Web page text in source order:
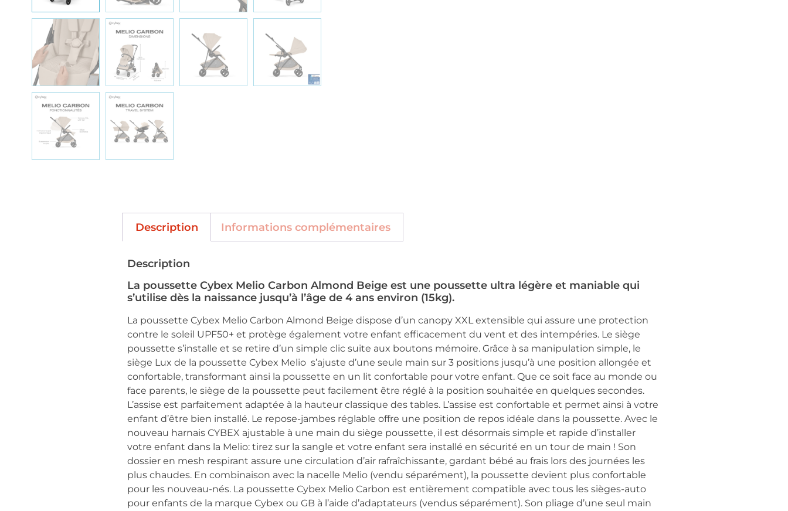
Description Informations complémentaires
Description
La poussette Cybex Melio Carbon Almond Beige est une poussette ultra légère et maniable qui
s’utilise dès la naissance jusqu’à l’âge de 4 ans environ (15kg).
La poussette Cybex Melio Carbon Almond Beige dispose d’un canopy XXL extensible qui assure une protection
contre le soleil UPF50+ et protège également votre enfant efficacement du vent et des intempéries. Le siège
poussette s’installe et se retire d’un simple clic suite aux boutons mémoire. Grâce à sa manipulation simple, le
siège Lux de la poussette Cybex Melio s’ajuste d’une seule main sur 3 positions jusqu’à une position allongée et
confortable, transformant ainsi la poussette en un lit confortable pour votre enfant. Que ce soit face au monde ou
face parents, le siège de la poussette peut facilement être réglé à la position souhaitée en quelques secondes.
L’assise est parfaitement adaptée à la hauteur classique des tables. L’assise est confortable et permet ainsi à votre
enfant d’être bien installé. Le repose-jambes réglable offre une position de repos idéale dans la poussette. Avec le
nouveau harnais CYBEX ajustable à une main du siège poussette, il est désormais simple et rapide d’installer
votre enfant dans la Melio: tirez sur la sangle et votre enfant sera installé en sécurité en un tour de main ! Son
dossier en mesh respirant assure une circulation d’air rafraîchissante, gardant bébé au frais lors des journées les
plus chaudes. En combinaison avec la nacelle Melio (vendu séparément), la poussette devient plus confortable
pour les nouveau-nés. La poussette Cybex Melio Carbon est entièrement compatible avec tous les sièges-auto
pour enfants de la marque Cybex ou GB à l’aide d’adaptateurs (vendus séparément). Son pliage d’une seul main